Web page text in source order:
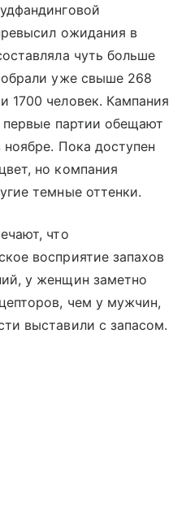
ожидания в
чуть больше
уже свыше 268
1700 человек. Кампания
первые партии обещают
Пока доступен
но компания
темные оттенки.
что
восприятие запахов
у женщин заметно
чем у мужчин,
выставили с запасом.